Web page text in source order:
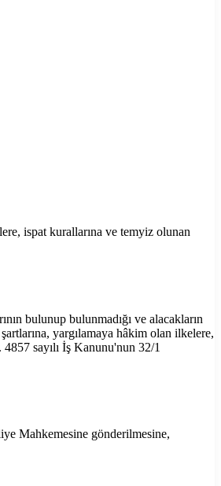
ispat kurallarına ve temyiz olunan
bulunup bulunmadığı ve alacakların
yargılamaya hâkim olan ilkelere,
sayılı İş Kanunu'nun 32/1
Mahkemesine gönderilmesine,